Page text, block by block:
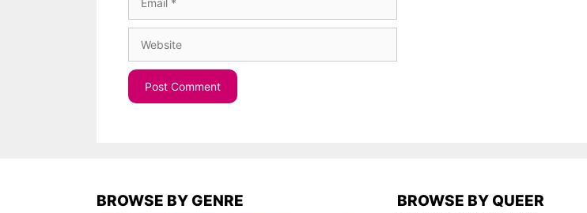
BROWSE BY GENRE
BROWSE BY QUEER